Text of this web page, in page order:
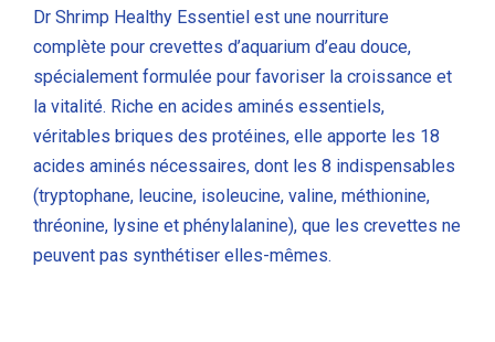
Dr Shrimp Healthy Essentiel est une nourriture
complète pour crevettes d’aquarium d’eau douce,
spécialement formulée pour favoriser la croissance et
la vitalité. Riche en acides aminés essentiels,
véritables briques des protéines, elle apporte les 18
acides aminés nécessaires, dont les 8 indispensables
(tryptophane, leucine, isoleucine, valine, méthionine,
thréonine, lysine et phénylalanine), que les crevettes ne
peuvent pas synthétiser elles-mêmes.